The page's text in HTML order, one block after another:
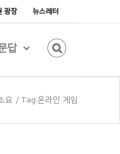
광장 뉴스레터
답
요 / Tag:온라인 게임